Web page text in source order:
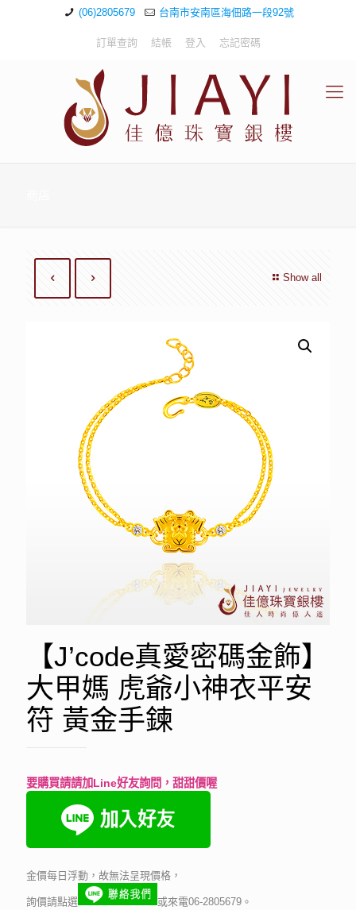
(06)2805679 台南市安南區海佃路一段92號
訂單查詢 結帳 登入 忘記密碼
Show all
【J’code真愛密碼金飾】
大甲媽 虎爺小神衣平安
符 黃金手鍊
要購買請請加Line好友詢問，甜甜價喔
金價每日浮動，故無法呈現價格，
詢價請點選 或來電06-2805679。